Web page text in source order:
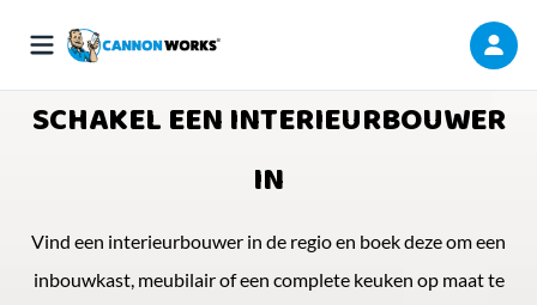
SCHAKEL EEN INTERIEURBOUWER
IN
Vind een interieurbouwer in de regio en boek deze om een
inbouwkast, meubilair of een complete keuken op maat te